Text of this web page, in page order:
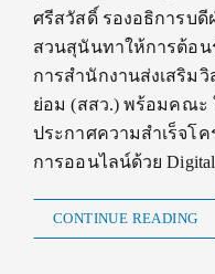
ศรีสวัสดิ์ รองอธิการบ
สวนสุนันทาให้การต้อน
การสำนักงานส่งเสริม
ย่อม (สสว.) พร้อมคณะ
ประกาศความสำเร็จโ
การออนไลน์ด้วย
CONTINUE READING